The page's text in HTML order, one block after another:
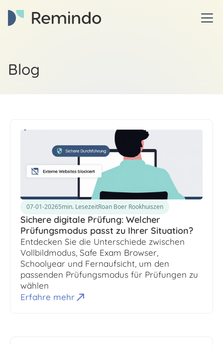
Blog
07-01-20265min. LesezeitRoan Boer Rookhuiszen
Sichere digitale Prüfung: Welcher
Prüfungsmodus passt zu Ihrer Situation?
Entdecken Sie die Unterschiede zwischen
Vollbildmodus, Safe Exam Browser,
Schoolyear und Fernaufsicht, um den
passenden Prüfungsmodus für Prüfungen zu
wählen
Erfahre mehr